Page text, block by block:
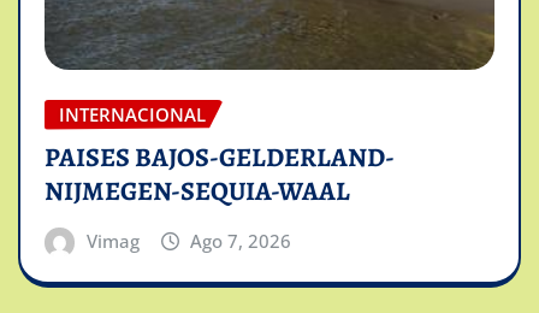
INTERNACIONAL
PAISES BAJOS-GELDERLAND-
NIJMEGEN-SEQUIA-WAAL
Vimag Ago 7, 2026